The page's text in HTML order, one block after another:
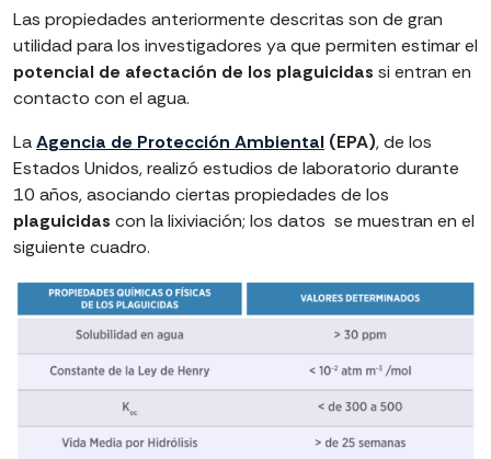
Las propiedades anteriormente descritas son de gran
utilidad para los investigadores ya que permiten estimar el
potencial de afectación de los plaguicidas si entran en
contacto con el agua.
LaAgencia de Protección Ambiental (EPA), de los
Estados Unidos, realizó estudios de laboratorio durante
10 años, asociando ciertas propiedades de los
plaguicidas con la lixiviación; los datos se muestran en el
siguiente cuadro.